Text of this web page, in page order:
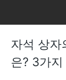
자석 상자
은? 3가